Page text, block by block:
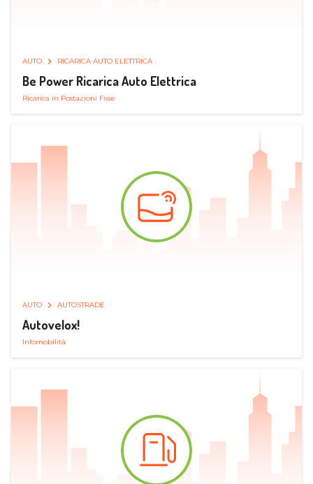
AUTO RICARICA AUTO ELETTRICA
Be Power Ricarica Auto Elettrica
Ricarica in Postazioni Fisse
AUTO AUTOSTRADE
Autovelox!
Infomobilità